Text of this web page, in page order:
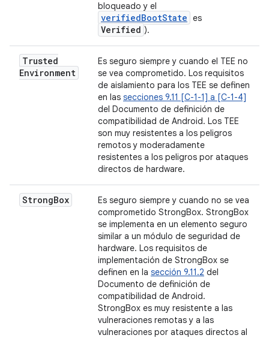
bloqueado y el
verifiedBootState es
Verified ).
Trusted
Environment
Es seguro siempre y cuando el TEE no
se vea comprometido. Los requisitos
de aislamiento para los TEE se definen
en las secciones 9.11 [C-1-1] a [C-1-4]
del Documento de definición de
compatibilidad de Android. Los TEE
son muy resistentes a los peligros
remotos y moderadamente
resistentes a los peligros por ataques
directos de hardware.
StrongBox
Es seguro siempre y cuando no se vea
comprometido StrongBox. StrongBox
se implementa en un elemento seguro
similar a un módulo de seguridad de
hardware. Los requisitos de
implementación de StrongBox se
definen en la sección 9.11.2 del
Documento de definición de
compatibilidad de Android.
StrongBox es muy resistente a las
vulneraciones remotas y a las
vulneraciones por ataques directos al